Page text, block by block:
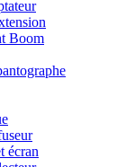
Boom
écran